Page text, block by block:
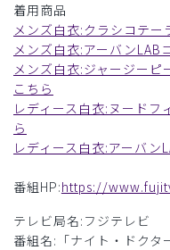
着用商品
メンズ白衣:クラシコテー
メンズ白衣:アーバンLAB
メンズ白衣:ジャージーピ
こちら
レディース白衣:ヌードフ
ら
レディース白衣:アーバン
番組HP:https://
テレビ局名:フジテレビ
番組名:「ナイト・ドクタ